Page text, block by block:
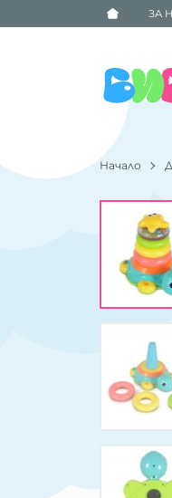
ЗА
Начало